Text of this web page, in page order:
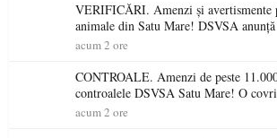
VERIFICĂRI. Amenzi și avertismente
animale din Satu Mare! DSVSA
gospodăriile și face apel la respectarea
acum 2 ore
CONTROALE. Amenzi de peste
controalele DSVSA Satu Mare! O
sancționate pentru nereguli
acum 2 ore